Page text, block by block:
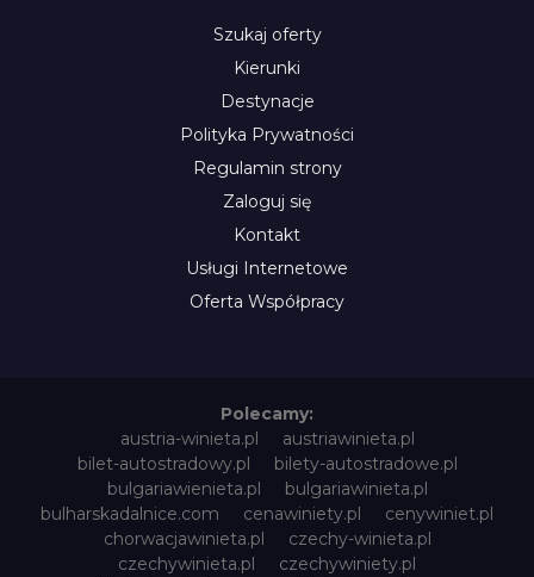
Szukaj oferty
Kierunki
Destynacje
Polityka Prywatności
Regulamin strony
Zaloguj się
Kontakt
Usługi Internetowe
Oferta Współpracy
Polecamy:
austria-winieta.pl
austriawinieta.pl
bilet-autostradowy.pl
bilety-autostradowe.pl
bulgariawienieta.pl
bulgariawinieta.pl
bulharskadalnice.com
cenawiniety.pl
cenywiniet.pl
chorwacjawinieta.pl
czechy-winieta.pl
czechywinieta.pl
czechywiniety.pl